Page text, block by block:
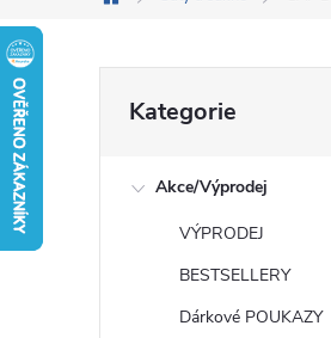
Domů
kategorie
Kategorie
Akce/Výprodej
VÝPRODEJ
BESTSELLERY
Dárkové POUKAZY